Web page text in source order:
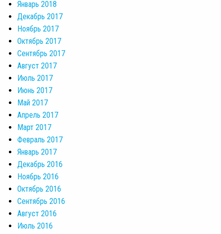
Январь 2018
Декабрь 2017
Ноябрь 2017
Октябрь 2017
Сентябрь 2017
Август 2017
Июль 2017
Июнь 2017
Май 2017
Апрель 2017
Март 2017
Февраль 2017
Январь 2017
Декабрь 2016
Ноябрь 2016
Октябрь 2016
Сентябрь 2016
Август 2016
Июль 2016